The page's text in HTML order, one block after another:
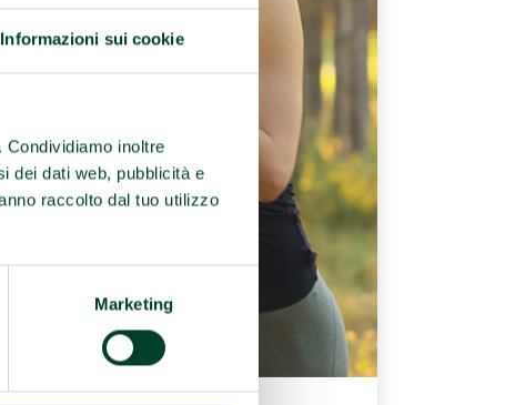
Informazioni sui cookie
inoltre
dei dati web, pubblicità e
raccolto dal tuo utilizzo
Marketing